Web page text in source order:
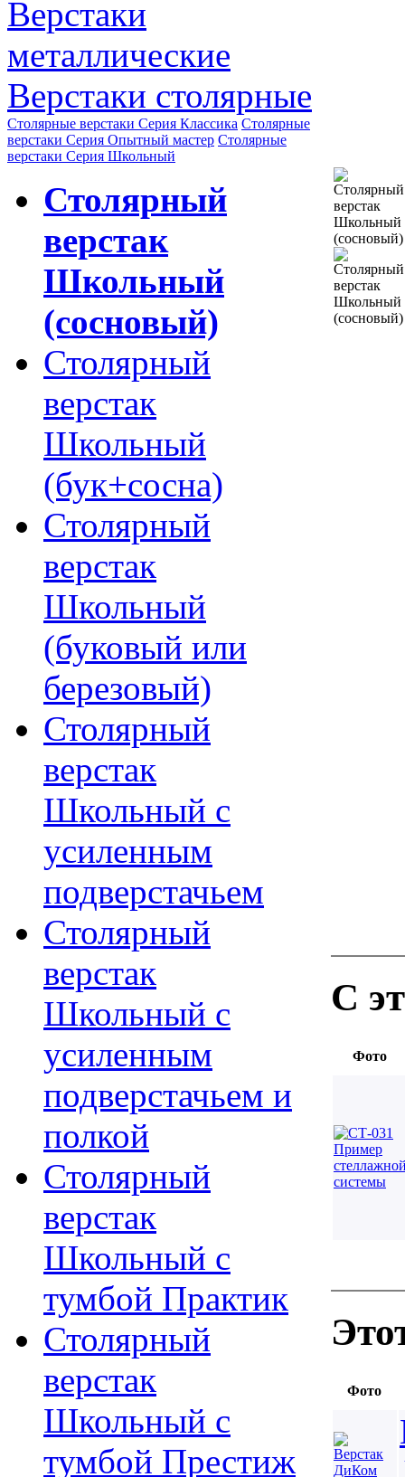
Верстаки
металлические
Верстаки столярные
Столярные верстаки Серия Классика Столярные
верстаки Серия Опытный мастер Столярные
верстаки Серия Школьный
Столярный
верстак
Школьный
(сосновый)
Столярный
верстак
Школьный
(бук+сосна)
Столярный
верстак
Школьный
(буковый или
березовый)
Столярный
верстак
Школьный с
усиленным
подверстачьем
Столярный
верстак
Школьный с
усиленным
подверстачьем и
полкой
Столярный
верстак
Школьный с
тумбой Практик
Столярный
верстак
Школьный с
тумбой Престиж
С
Фото
Фото